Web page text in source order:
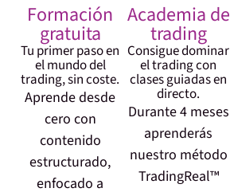
Formación
gratuita
Tu primer paso en
el mundo del
trading, sin coste.
Aprende desde
cero con
contenido
estructurado,
enfocado a
Academia de
trading
Consigue dominar
el trading con
clases guiadas en
directo.
Durante 4 meses
aprenderás
nuestro método
TradingReal™